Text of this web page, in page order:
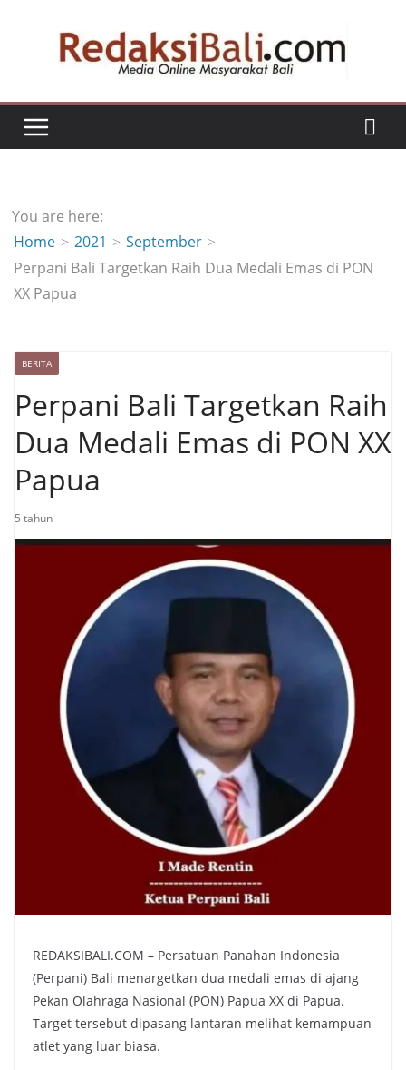
You are here:
Home
2021
September
Perpani Bali Targetkan Raih Dua Medali Emas di PON
XX Papua
BERITA
Perpani Bali Targetkan Raih
Dua Medali Emas di PON XX
Papua
5 tahun
REDAKSIBALI.COM – Persatuan Panahan Indonesia
(Perpani) Bali menargetkan dua medali emas di ajang
Pekan Olahraga Nasional (PON) Papua XX di Papua.
Target tersebut dipasang lantaran melihat kemampuan
atlet yang luar biasa.